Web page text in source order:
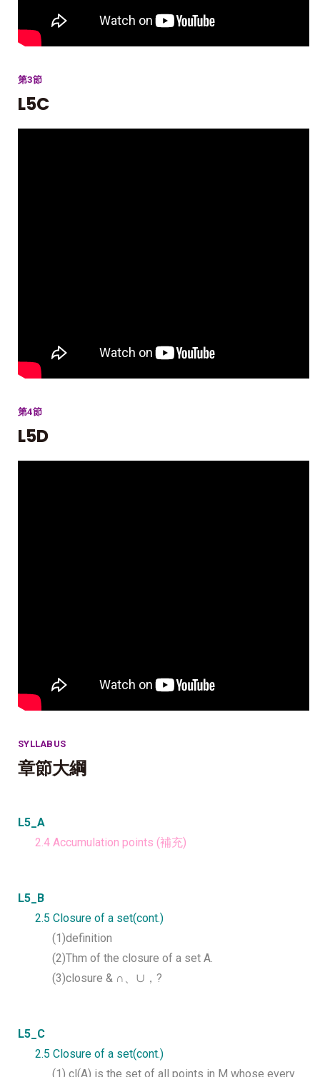
第3節
L5C
第4節
L5D
SYLLABUS
章節大綱
L5_A
2.4 Accumulation points (補充)
L5_B
2.5 Closure of a set(cont.)
(1)definition
(2)Thm of the closure of a set A.
(3)closure & ∩、∪，?
L5_C
2.5 Closure of a set(cont.)
(1) cl(A) is the set of all points in M whose every